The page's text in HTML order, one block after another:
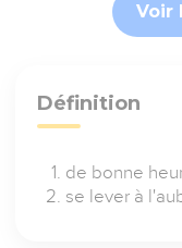
Voir
Définition
de bonne
se lever à